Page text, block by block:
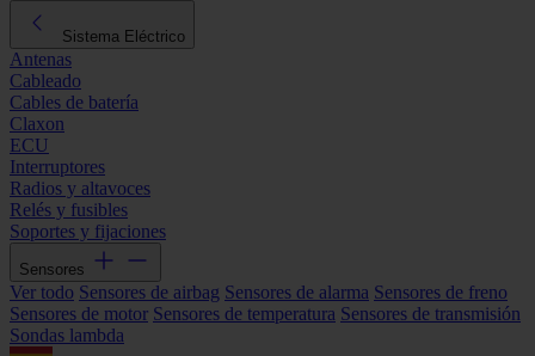
Sistema Eléctrico
Antenas
Cableado
Cables de batería
Claxon
ECU
Interruptores
Radios y altavoces
Relés y fusibles
Soportes y fijaciones
Sensores
Ver todo Sensores de airbag Sensores de alarma Sensores de freno
Sensores de motor Sensores de temperatura Sensores de transmisión
Sondas lambda